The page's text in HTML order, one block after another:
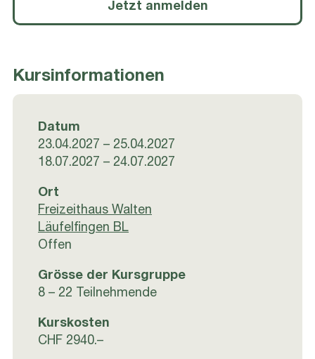
Jetzt anmelden
Kursinformationen
Datum
23.04.2027 – 25.04.2027
18.07.2027 – 24.07.2027
Ort
Freizeithaus Walten
Läufelfingen BL
Offen
Grösse der Kursgruppe
8 – 22 Teilnehmende
Kurskosten
CHF 2940.–